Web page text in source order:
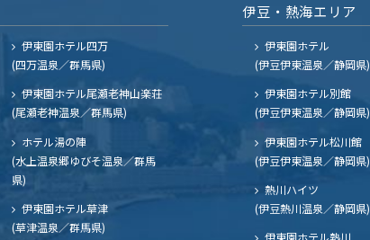
伊東園ホテル四万
(四万温泉／群馬県)
伊東園ホテル尾瀬老神山楽荘
(尾瀬老神温泉／群馬県)
ホテル湯の陣
(水上温泉郷ゆびそ温泉／群馬
県)
伊東園ホテル草津
(草津温泉／群馬県)
伊豆・熱海エリア
伊東園ホテル
(伊豆伊東温泉／静岡県)
伊東園ホテル別館
(伊豆伊東温泉／静岡県)
伊東園ホテル松川館
(伊豆伊東温泉／静岡県)
熱川ハイツ
(伊豆熱川温泉／静岡県)
伊東園ホテル熱川